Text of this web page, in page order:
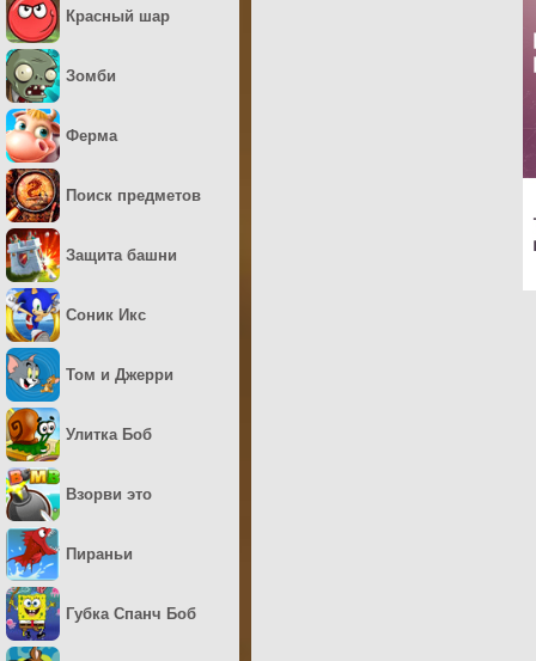
Красный шар
Зомби
Ферма
Поиск предметов
Защита башни
Соник Икс
Том и Джерри
Улитка Боб
Взорви это
Пираньи
Губка Спанч Боб